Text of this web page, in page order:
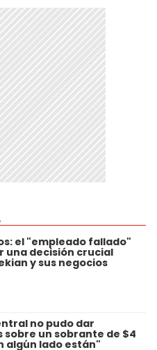
el "empleado fallado"
una decisión crucial
y sus negocios
no pudo dar
sobre un sobrante de $4
algún lado están"